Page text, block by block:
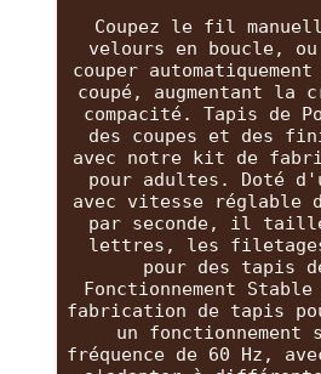
Coupez le fil
velours en boucle,
couper
coupé, augmentant
compacité. Tapis de
des coupes et des
avec notre kit de
pour adultes. Doté
avec vitesse réglable
par seconde, il
lettres, les
pour des tapis
Fonctionnement
fabrication de tapis
un fonctionnement
fréquence de 60 Hz,